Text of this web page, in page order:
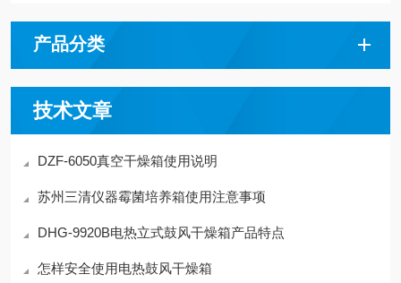
产品分类
技术文章
DZF-6050真空干燥箱使用说明
苏州三清仪器霉菌培养箱使用注意事项
DHG-9920B电热立式鼓风干燥箱产品特点
怎样安全使用电热鼓风干燥箱